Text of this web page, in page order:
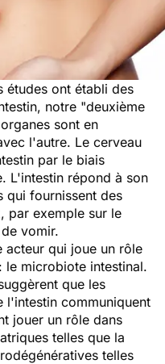
études ont établi des
notre "deuxième
sont en
l'autre. Le cerveau
par le biais
L'intestin répond à son
qui fournissent des
par exemple sur le
vomir.
acteur qui joue un rôle
le microbiote intestinal.
que les
l'intestin communiquent
jouer un rôle dans
telles que la
telles